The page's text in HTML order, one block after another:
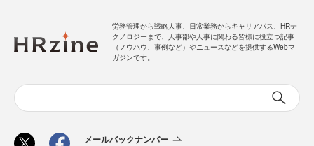
労務管理から戦略人事、日常業務からキャリアパス、HRテ
クノロジーまで、人事部や人事に関わる皆様に役立つ記事
（ノウハウ、事例など）やニュースなどを提供するWebマ
ガジンです。
メールバックナンバー